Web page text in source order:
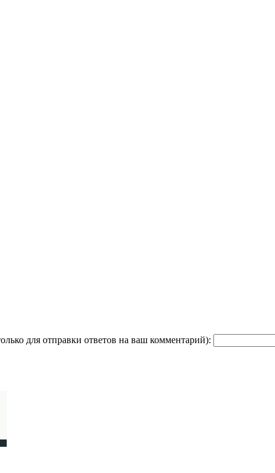
для отправки ответов на ваш комментарий):